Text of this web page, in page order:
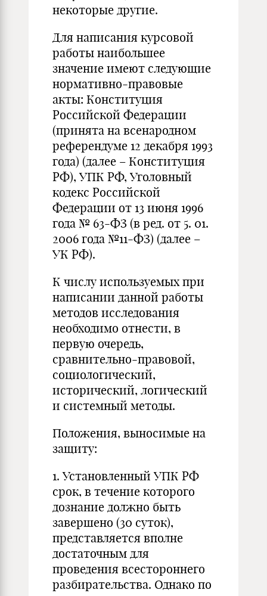
некоторые другие.
Для написания курсовой
работы наибольшее
значение имеют следующие
нормативно-правовые
акты: Конституция
Российской Федерации
(принята на всенародном
референдуме 12 декабря 1993
года) (далее – Конституция
РФ), УПК РФ, Уголовный
кодекс Российской
Федерации от 13 июня 1996
года № 63-ФЗ (в ред. от 5. 01.
2006 года №11-ФЗ) (далее –
УК РФ).
К числу используемых при
написании данной работы
методов исследования
необходимо отнести, в
первую очередь,
сравнительно-правовой,
социологический,
исторический, логический
и системный методы.
Положения, выносимые на
защиту:
1. Установленный УПК РФ
срок, в течение которого
дознание должно быть
завершено (30 суток),
представляется вполне
достаточным для
проведения всестороннего
разбирательства. Однако по